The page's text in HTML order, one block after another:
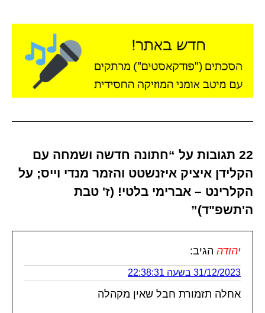
22 תגובות על “חתונה חדשה ושמחה עם
הקלידן איציק איזנשטט והזמר מנדי וייס; על
הקלרינט – אברימי בלטי! (ז' טבת
ה'תשפ"ד)”
יהודה הגיב:
31/12/2023 בשעה 22:38:31
אחלה תזמורת חבל שאין מקהלה